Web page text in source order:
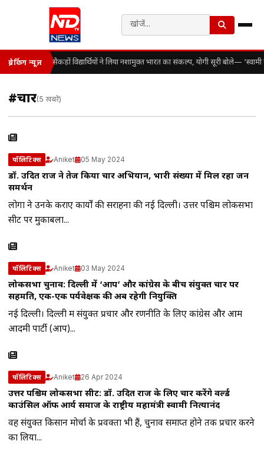
ब्रेकिंग न्यूज़ सैकड़ों विद्यार्थियों ने लिया नशामुक्त भारत का संकल्प, योगी सूरी बोले—
#प्रचार(5 खबरें)
पॉलिटिक्स Aniket 05 May 2024
डॉ. उदित राज ने तेज किया प्रचार अभियान, भारी संख्या में मिल रहा जन
समर्थन
लोगों ने उनके कराए कार्यों की सराहना की नई दिल्ली। उत्तर पश्चिम लोकसभा
सीट पर मुकाबला...
पॉलिटिक्स Aniket 03 May 2024
लोकसभा चुनाव: दिल्ली में ‘आप’ और कांग्रेस के बीच संयुक्त प्रचार पर
सहमति, एक-एक पर्यवेक्षक की अब रहेगी नियुक्ति
नई दिल्ली। दिल्ली में संयुक्त प्रचार और रणनीति के लिए कांग्रेस और आम
आदमी पार्टी (आप)...
पॉलिटिक्स Aniket 26 Apr 2024
उत्तर पश्चिम लोकसभा सीट: डॉ. उदित राज के लिए प्रचार करेंगे वर्ल्ड
काउंसिल ऑफ आर्य समाज के राष्ट्रीय महामंत्री स्वामी नित्यानंद
वह संयुक्त किसान मोर्चा के प्रवक्ता भी हैं, चुनाव समाप्त होने तक प्रचार करने
का लिया...